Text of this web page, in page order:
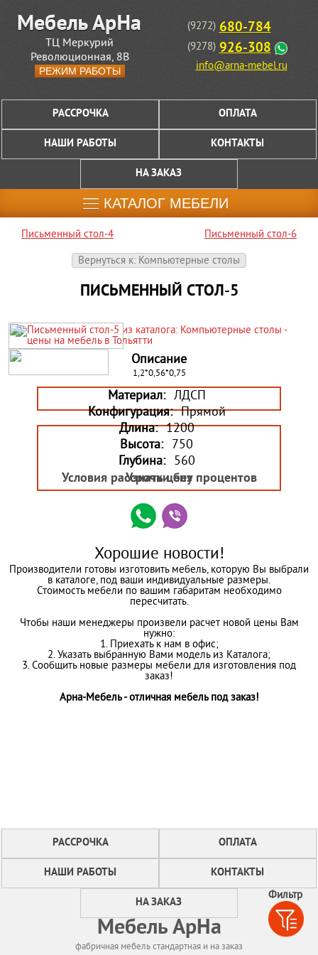
Фильтр
ТЦ Меркурий
Революционная, 8В
РЕЖИМ РАБОТЫ
(9272) 680-784
(9278) 926-308
info@arna-mebel.ru
РАССРОЧКА ОПЛАТА
НАШИ РАБОТЫ КОНТАКТЫ
НА ЗАКАЗ
КАТАЛОГ МЕБЕЛИ
Письменный стол-4
Письменный стол-6
Вернуться к: Компьютерные столы
ПИСЬМЕННЫЙ СТОЛ-5
Описание
1,2*0,56*0,75
Материал: ЛДСП
Конфигурация: Прямой
Длина: 1200
Высота: 750
Глубина: 560
Узнать цену
Условия рассрочки без процентов
Хорошие новости!
Производители готовы изготовить мебель, которую Вы выбрали
в каталоге, под ваши индивидуальные размеры.
Стоимость мебели по вашим габаритам необходимо
пересчитать.
Чтобы наши менеджеры произвели расчет новой цены Вам
нужно:
1. Приехать к нам в офис;
2. Указать выбранную Вами модель из Каталога;
3. Сообщить новые размеры мебели для изготовления под
заказ!
Арна-Мебель - отличная мебель под заказ!
РАССРОЧКА ОПЛАТА
НАШИ РАБОТЫ КОНТАКТЫ
НА ЗАКАЗ
Мебель АрНа
фабричная мебель стандартная и на заказ